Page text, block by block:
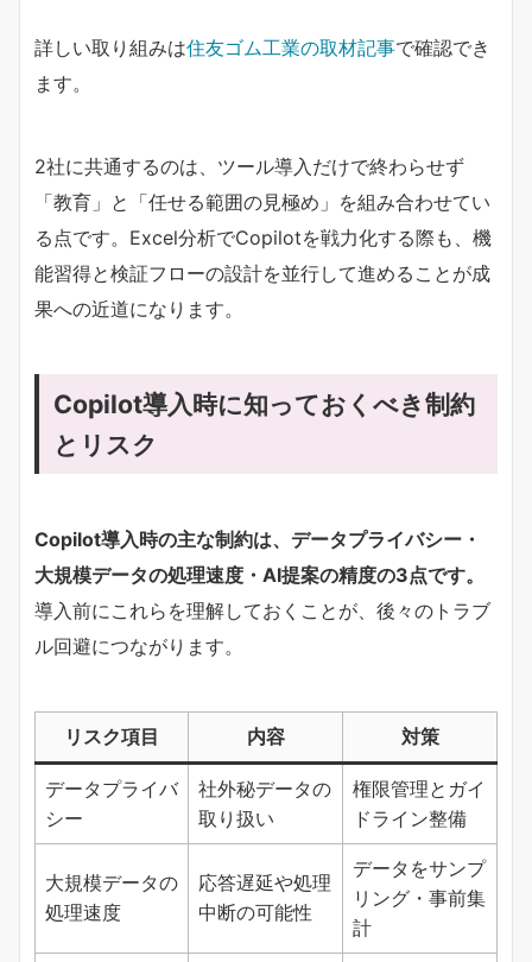
詳しい取り組みは住友ゴム工業の取材記事で確認でき
ます。
2社に共通するのは、ツール導入だけで終わらせず
「教育」と「任せる範囲の見極め」を組み合わせてい
る点です。Excel分析でCopilotを戦力化する際も、機
能習得と検証フローの設計を並行して進めることが成
果への近道になります。
Copilot導入時に知っておくべき制約
とリスク
Copilot導入時の主な制約は、データプライバシー・
大規模データの処理速度・AI提案の精度の3点です。​
導入前にこれらを理解しておくことが、後々のトラブ
ル回避につながります。
リスク項目 内容 対策
データプライバ
シー
社外秘データの
取り扱い
権限管理とガイ
ドライン整備
大規模データの
処理速度
応答遅延や処理
中断の可能性
データをサンプ
リング・事前集
計